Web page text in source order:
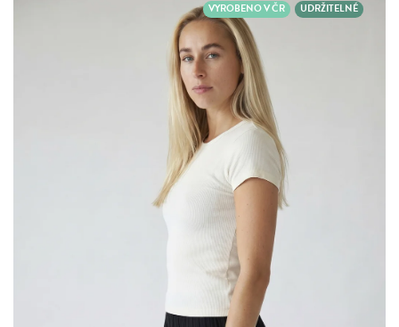
VYROBENO V ČR UDRŽITELNÉ